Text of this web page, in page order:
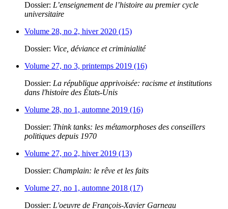
Dossier: L’enseignement de l’histoire au premier cycle
universitaire
Volume 28, no 2, hiver 2020 (15)
Dossier: Vice, déviance et criminialité
Volume 27, no 3, printemps 2019 (16)
Dossier: La république apprivoisée: racisme et institutions
dans l'histoire des États-Unis
Volume 28, no 1, automne 2019 (16)
Dossier: Think tanks: les métamorphoses des conseillers
politiques depuis 1970
Volume 27, no 2, hiver 2019 (13)
Dossier: Champlain: le rêve et les faits
Volume 27, no 1, automne 2018 (17)
Dossier: L'oeuvre de François-Xavier Garneau